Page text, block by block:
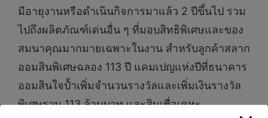
มีอายุงานหรือดำเนินกิจการมาแล้ว 2 ปีขึ้นไป รวม
ไปถึงผลิตภัณฑ์เด่นอื่น ๆ ที่มอบสิทธิพิเศษและของ
สมนาคุณมากมายเฉพาะในงาน สำหรับลูกค้าสลาก
ออมสินพิเศษฉลอง 113 ปี แคมเปญแห่งปีที่ธนาคาร
ออมสินใจป้ำเพิ่มจำนวนรางวัลและเพิ่มเงินรางวัล
พิเศษรวม 113 ล้านบาท และสินเชื่อเคหะ